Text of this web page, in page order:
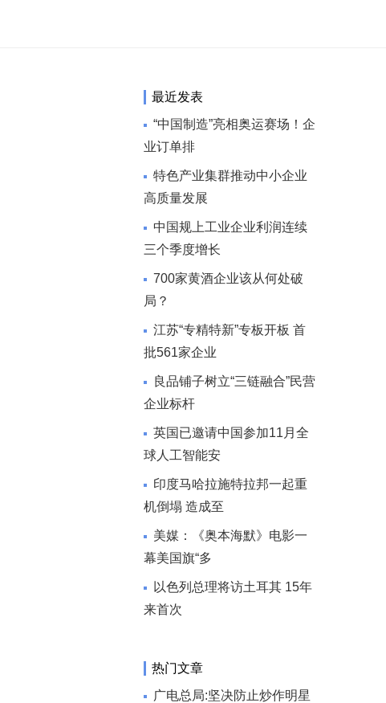
最近发表
“中国制造”亮相奥运赛场！企
业订单排
特色产业集群推动中小企业
高质量发展
中国规上工业企业利润连续
三个季度增长
700家黄酒企业该从何处破
局？
江苏“专精特新”专板开板 首
批561家企业
良品铺子树立“三链融合”民营
企业标杆
英国已邀请中国参加11月全
球人工智能安
印度马哈拉施特拉邦一起重
机倒塌 造成至
美媒：《奥本海默》电影一
幕美国旗“多
以色列总理将访土耳其 15年
来首次
热门文章
广电总局:坚决防止炒作明星